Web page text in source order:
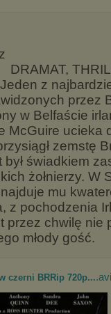
DRAMAT,
z
przez
w Belfaście
McGuire ucieka
zemstę
świadkiem
żołnierzy. W
mu
z pochodzenia
przez chwilę nie
młody gość.
czerni BRRip 720p....avi